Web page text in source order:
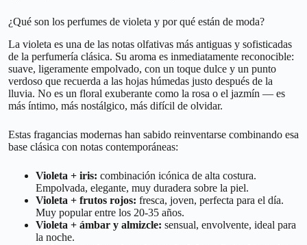
¿Qué son los perfumes de violeta y por qué están de moda?
La violeta es una de las notas olfativas más antiguas y sofisticadas
de la perfumería clásica. Su aroma es inmediatamente reconocible:
suave, ligeramente empolvado, con un toque dulce y un punto
verdoso que recuerda a las hojas húmedas justo después de la
lluvia. No es un floral exuberante como la rosa o el jazmín — es
más íntimo, más nostálgico, más difícil de olvidar.
Estas fragancias modernas han sabido reinventarse combinando esa
base clásica con notas contemporáneas:
Violeta + iris: combinación icónica de alta costura.
Empolvada, elegante, muy duradera sobre la piel.
Violeta + frutos rojos: fresca, joven, perfecta para el día.
Muy popular entre los 20-35 años.
Violeta + ámbar y almizcle: sensual, envolvente, ideal para
la noche.